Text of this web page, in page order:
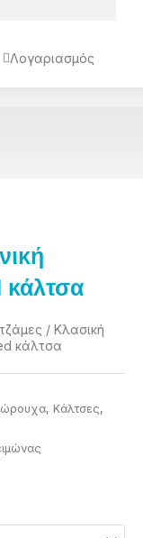
Λογαριασμός
/ Κλασική
κάλτσα
, Κάλτσες,